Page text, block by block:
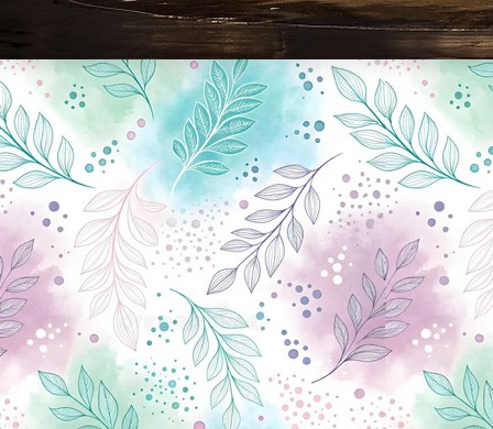
Новини Чернігова, Чернігівські новини, Чернігівський формат, новини Чернігова, події в Чернігові: політика, економіка, аналітика, культура, відеоновини, екологія, спортивний Чернігів, туризм, Чернігів